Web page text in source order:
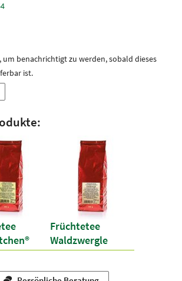
um benachrichtigt zu werden, sobald dieses
ist.
Früchtetee
Waldzwergle